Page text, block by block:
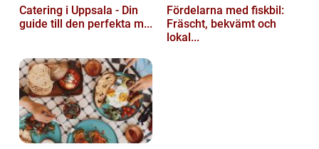
Catering i Uppsala - Din
guide till den perfekta m...
Fördelarna med fiskbil:
Fräscht, bekvämt och
lokal...